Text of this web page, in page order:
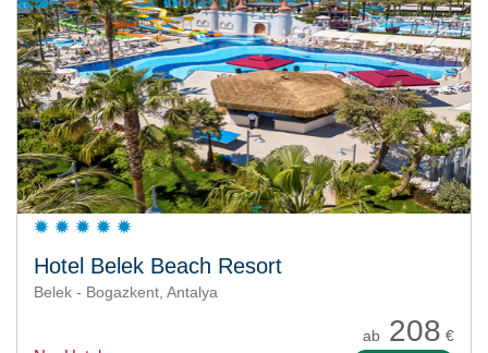
Hotel Belek Beach Resort
Belek - Bogazkent, Antalya
ab 208 €